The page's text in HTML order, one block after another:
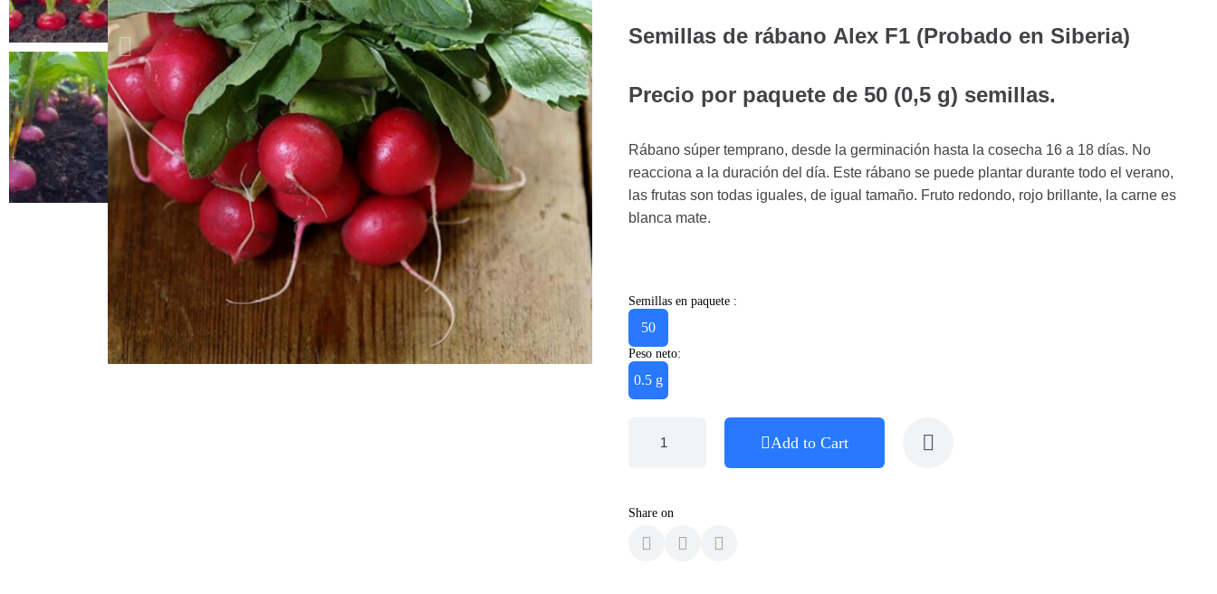
Semillas de rábano Alex F1 (Probado en Siberia)
Precio por paquete de 50 (0,5 g) semillas.
Rábano súper temprano, desde la germinación hasta la cosecha 16 a 18 días. No
reacciona a la duración del día. Este rábano se puede plantar durante todo el verano,
las frutas son todas iguales, de igual tamaño. Fruto redondo, rojo brillante, la carne es
blanca mate.
Semillas en paquete :
50
Peso neto:
0.5 g
Add to Cart
Share on